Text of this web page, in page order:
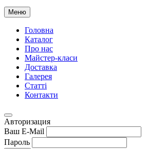
Меню
Головна
Каталог
Про нас
Майстер-класи
Доставка
Галерея
Статтi
Контакти
Авторизация
Ваш E-Mail
Пароль